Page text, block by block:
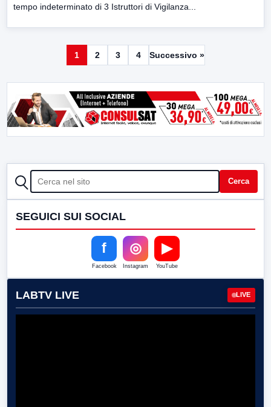
tempo indeterminato di 3 Istruttori di Vigilanza...
1 2 3 4 Successivo »
CERCA Cerca
SEGUICI SUI SOCIAL
f
Facebook
◎
Instagram
▶
YouTube
LABTV LIVE LIVE